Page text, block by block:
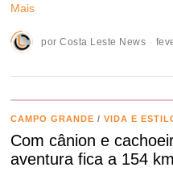
Mais
porCosta Leste News
CAMPO GRANDE / VIDA E
Com cânion e
aventura fica a 154